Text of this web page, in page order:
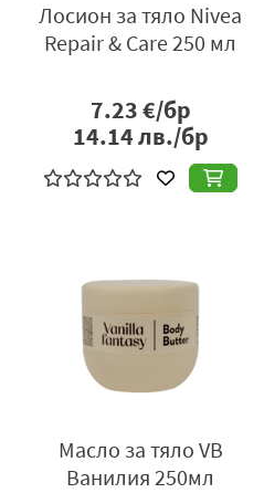
Лосион за тяло Nivea
Repair & Care 250 мл
7.23€/бр
14.14лв./бр
Масло за тяло VB
Ванилия 250мл